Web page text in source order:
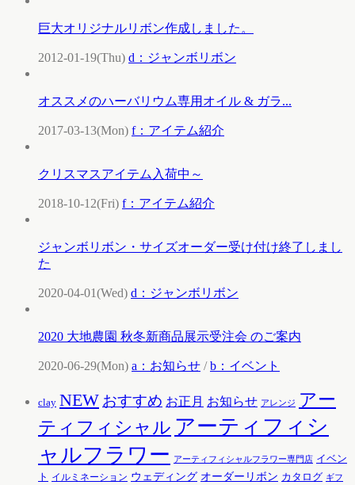
巨大オリジナルリボン作成しました。
2012-01-19(Thu) d：ジャンボリボン
オススメのハーバリウム専用オイル & ガラ...
2017-03-13(Mon) f：アイテム紹介
クリスマスアイテム入荷中～
2018-10-12(Fri) f：アイテム紹介
ジャンボリボン・サイズオーダー受け付け終了しまし
た
2020-04-01(Wed) d：ジャンボリボン
2020 大地農園 秋冬新商品展示受注会 のご案内
2020-06-29(Mon) a：お知らせ /b：イベント
clay NEW おすすめ お正月 お知らせ アレンジ アー
ティフィシャル アーティフィシ
ャルフラワー
アーティフィシャルフラワー専門店 イベン
ト イルミネーション ウェディング オーダーリボン カタログ ギフ